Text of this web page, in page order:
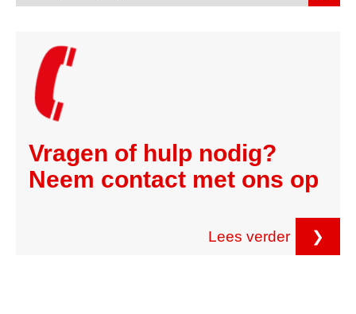
Vragen of hulp nodig?
Neem contact met ons op
Lees verder ❯